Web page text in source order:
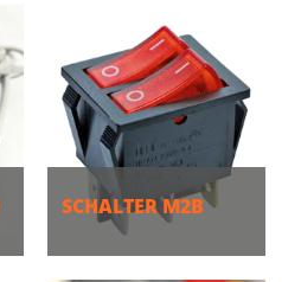
SCHALTER M2B